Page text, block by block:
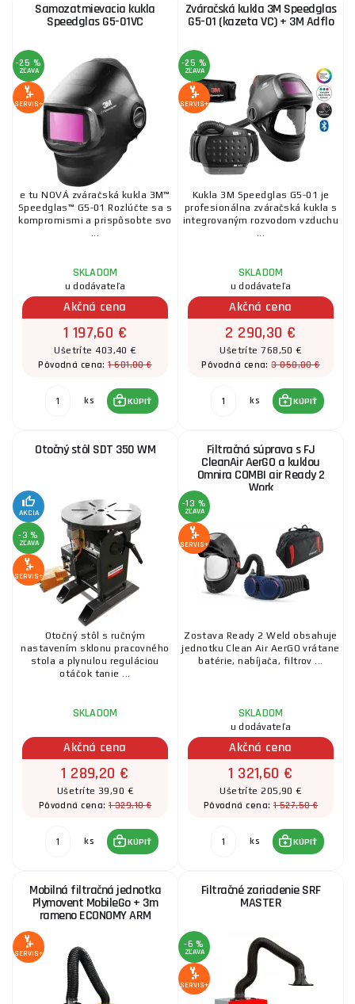
Redukčné ventily
Kufre
Separačné spreje
Oblečenie pre zváračov
Odsávače
Zváračské rukavice
Zváracie káble
Zvierky a magnety
Tlakové fľaše
Ochranné zásteny
Ochranné lamely
Nehorľavé textílie
CNC rezacie automaty
Samozatmievacia kukla
Speedglas G5-01VC
-25 %
ZĽAVA
SERVIS+
e tu NOVÁ zváračská kukla 3M™
Speedglas™ G5-01 Rozlúčte sa s
kompromismi a prispôsobte svo
...
SKLADOM
u dodávateľa
Akčná cena
1 197,60 €
Ušetríte 403,40 €
Pôvodná cena:1 601,00 €
ks KÚPIŤ
Zváračská kukla 3M Speedglas
G5-01 (kazeta VC) + 3M Adflo
-25 %
ZĽAVA
SERVIS+
Kukla 3M Speedglas G5-01 je
profesionálna zváračská kukla s
integrovaným rozvodom vzduchu
...
SKLADOM
u dodávateľa
Akčná cena
2 290,30 €
Ušetríte 768,50 €
Pôvodná cena:3 058,80 €
ks KÚPIŤ
Otočný stôl SDT 350 WM
AKCIA
-3 %
ZĽAVA
SERVIS+
Otočný stôl s ručným
nastavením sklonu pracovného
stola a plynulou reguláciou
otáčok tanie ...
SKLADOM
Akčná cena
1 289,20 €
Ušetríte 39,90 €
Pôvodná cena:1 329,10 €
ks KÚPIŤ
Filtračná súprava s FJ
CleanAir AerGO a kuklou
Omnira COMBI air Ready 2
Work
-13 %
ZĽAVA
SERVIS+
Zostava Ready 2 Weld obsahuje
jednotku Clean Air AerGO vrátane
batérie, nabíjača, filtrov ...
SKLADOM
u dodávateľa
Akčná cena
1 321,60 €
Ušetríte 205,90 €
Pôvodná cena:1 527,50 €
ks KÚPIŤ
Mobilná filtračná jednotka
Plymovent MobileGo + 3m
rameno ECONOMY ARM
SERVIS+
Filtračné zariadenie SRF
MASTER
-6 %
ZĽAVA
SERVIS+